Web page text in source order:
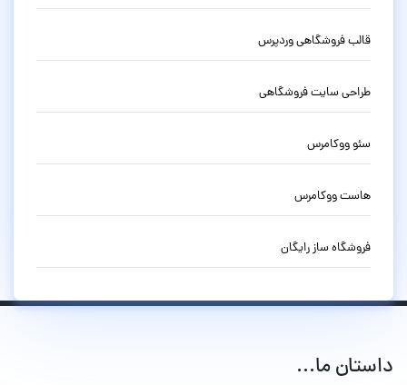
قالب فروشگاهی وردپرس
طراحی سایت فروشگاهی
سئو ووکامرس
هاست ووکامرس
فروشگاه ساز رایگان
داستان ما...